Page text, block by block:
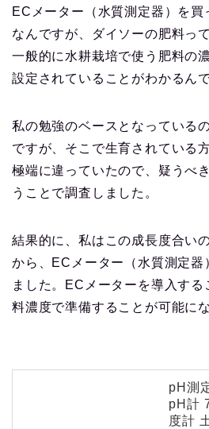
ECメーター（水質測定器）を買
なんですが、ダイソーの肥料っ
一般的に水耕栽培で使う肥料の
設定されていることがわかるんで
私の勉強のベースとなっている
ですが、そこで生育されている
極端に違っていたので、疑うべ
うことで調査しました。
結果的に、私はこの成長度合い
から、ECメーター（水質測定器
ました。ECメーターを導入す
料濃度で準備することが可能に
pH測
pH計
度計